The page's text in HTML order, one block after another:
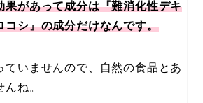
果があって成分は『難消化性デキ
コシ』の成分だけなんです。
ていませんので、自然の食品とあ
ね。